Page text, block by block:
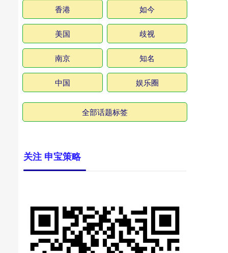
香港 如今
美国 歧视
南京 知名
中国 娱乐圈
全部话题标签
关注 申宝策略